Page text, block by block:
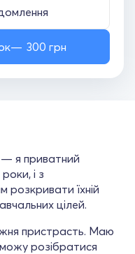
300 грн
я приватний
і з
їхній
цілей.
пристрасть. Маю
розібратися